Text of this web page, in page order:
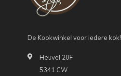
De Kookwinkel voor iedere kok!
Heuvel 20F
5341 CW